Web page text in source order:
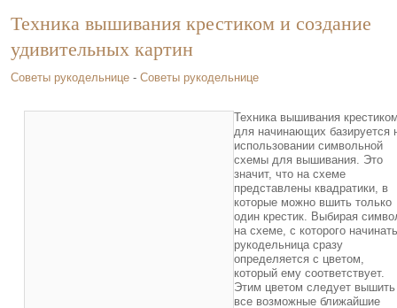
Техника вышивания крестиком и создание
удивительных картин
Советы рукодельнице - Советы рукодельнице
Техника вышивания
для начинающих базируется
использовании символьной
схемы для вышивания. Это
значит, что на схеме
представлены квадратики, в
которые можно вшить только
один крестик. Выбирая
на схеме, с которого
рукодельница сразу
определяется с цветом,
который ему соответствует.
Этим цветом следует вышить
все возможные ближайшие